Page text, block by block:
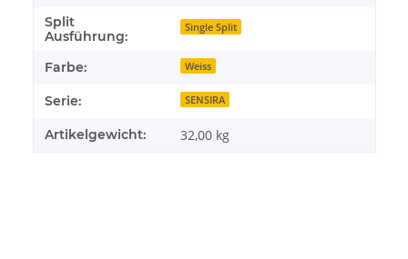
Split
Ausführung:
Single Split
Farbe: Weiss
Serie: SENSIRA
Artikelgewicht: 32,00 kg